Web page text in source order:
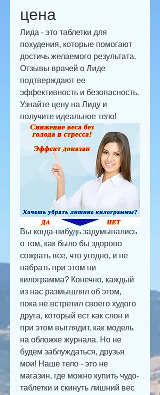
цена
Лида - это таблетки для
похудения, которые помогают
достичь желаемого результата.
Отзывы врачей о Лиде
подтверждают ее
эффективность и безопасность.
Узнайте цену на Лиду и
получите идеальное тело!
Вы когда-нибудь задумывались
о том, как было бы здорово
сожрать все, что угодно, и не
набрать при этом ни
килограмма? Конечно, каждый
из нас размышлял об этом,
пока не встретил своего худого
друга, который ест как слон и
при этом выглядит, как модель
на обложке журнала. Но не
будем заблуждаться, друзья
мои! Наше тело - это не
магазин, где можно купить чудо-
таблетки и скинуть лишний вес